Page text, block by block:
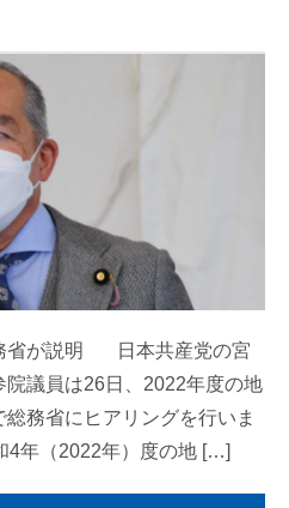
省が説明 日本共産党の宮
議員は26日、2022年度の地
務省にヒアリングを行いま
4年（2022年）度の地 […]